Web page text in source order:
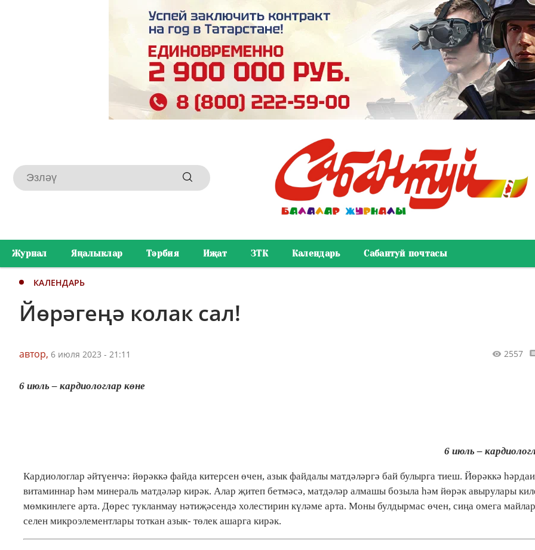
Журнал Яңалыклар Тәрбия Иҗат ЗТК Календарь Сабантуй почтасы
КАЛЕНДАРЬ
Йөрәгеңә колак сал!
автор, 6 июля 2023 - 21:11 2557
6 июль – кардиологлар көне
6 июль –
Кардиологлар әйтүенчә: йөрәккә файда китерсен өчен, азык файдалы матдәләргә бай булырга тиеш. Йөрәккә
витаминнар һәм минераль матдәләр кирәк. Алар җитеп бетмәсә, матдәләр алмашы бозыла һәм йөрәк авырулары
мөмкинлеге арта. Дөрес тукланмау нәтиҗәсендә холестирин күләме арта. Моны булдырмас өчен, сиңа омега
селен микроэлементлары тоткан азык- төлек ашарга кирәк.